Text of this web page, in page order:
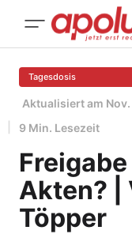
Tagesdosis
Aktualisiert am
9 Min. Lesezeit
Akten? |
Töpper